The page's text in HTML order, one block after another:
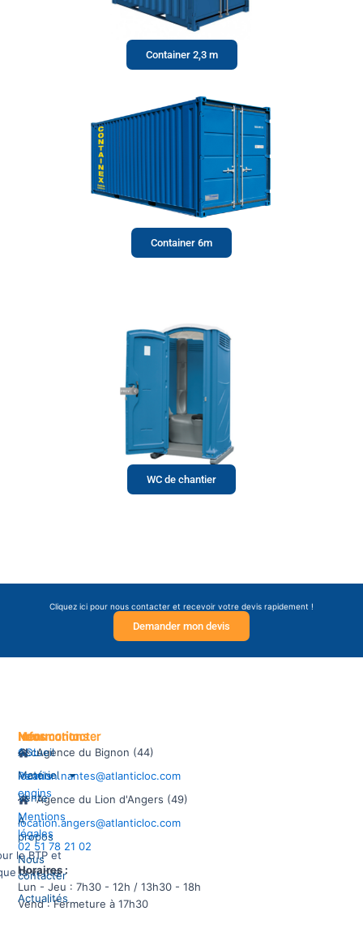
Container 2,3 m
Container 6m
WC de chantier
Cliquez ici pour nous contacter et recevoir votre devis rapidement !
Demander mon devis
le BTP et
la vente
Informations
CGL
Permis
engins
Mentions
légales
Menu
Accueil
Matériel
Vente
À
propos
Nous
contacter
Actualités
Nous contacter
Agence du Bignon (44)
location.nantes@atlanticloc.com
Agence du Lion d'Angers (49)
location.angers@atlanticloc.com
02 51 78 21 02
Horaires :
Lun - Jeu : 7h30 - 12h / 13h30 - 18h
Vend : Fermeture à 17h30